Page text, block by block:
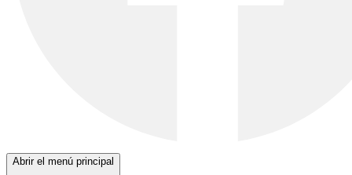
Abrir el menú principal